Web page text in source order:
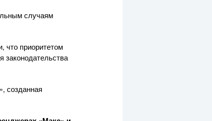
случаям
что приоритетом
законодательства
созданная